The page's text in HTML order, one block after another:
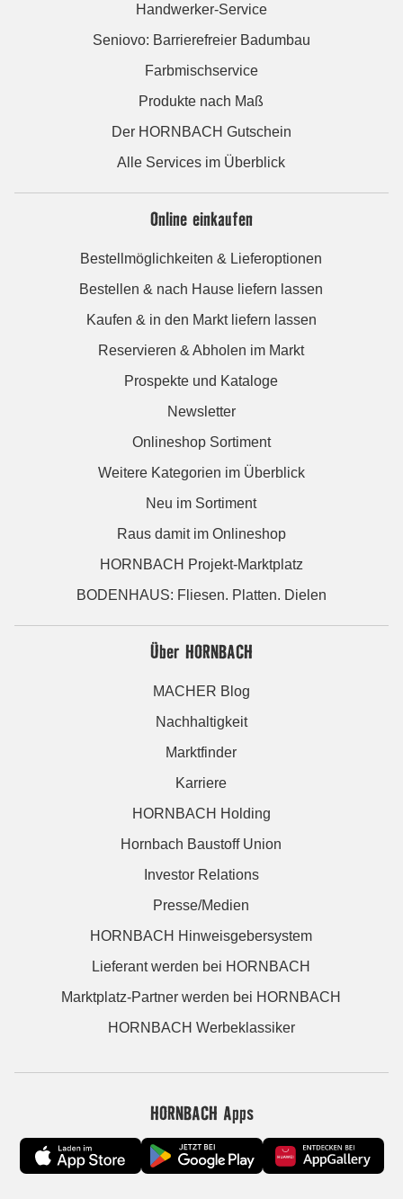
Handwerker-Service
Seniovo: Barrierefreier Badumbau
Farbmischservice
Produkte nach Maß
Der HORNBACH Gutschein
Alle Services im Überblick
Online einkaufen
Bestellmöglichkeiten & Lieferoptionen
Bestellen & nach Hause liefern lassen
Kaufen & in den Markt liefern lassen
Reservieren & Abholen im Markt
Prospekte und Kataloge
Newsletter
Onlineshop Sortiment
Weitere Kategorien im Überblick
Neu im Sortiment
Raus damit im Onlineshop
HORNBACH Projekt-Marktplatz
BODENHAUS: Fliesen. Platten. Dielen
Über HORNBACH
MACHER Blog
Nachhaltigkeit
Marktfinder
Karriere
HORNBACH Holding
Hornbach Baustoff Union
Investor Relations
Presse/Medien
HORNBACH Hinweisgebersystem
Lieferant werden bei HORNBACH
Marktplatz-Partner werden bei HORNBACH
HORNBACH Werbeklassiker
HORNBACH Apps